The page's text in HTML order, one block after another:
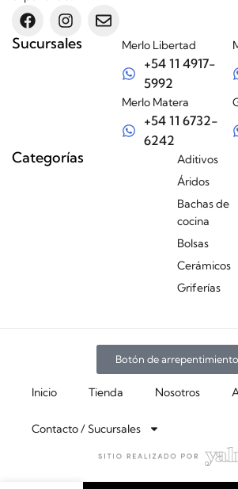
Sucursales Merlo Libertad
+54 11 4917-
5992
Merlo Matera
+54 11 6732-
6242
Categorías
Aditivos
Áridos
Bachas de
cocina
Bolsas
Cerámicos
Griferías
Botón de arrepentimiento
Inicio Tienda Nosotros
Contacto / Sucursales